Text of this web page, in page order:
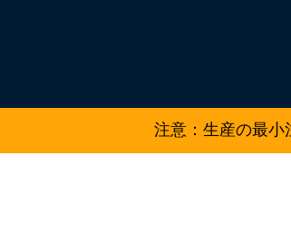
注意：生産の最